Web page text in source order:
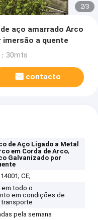
2/3
aço amarrado Arco
imersão a quente
30mts
contacto
de Aço Ligado a Metal
em Corda de Arco,
Galvanizado por
CE;
todo o
em condições de
transporte
pela semana